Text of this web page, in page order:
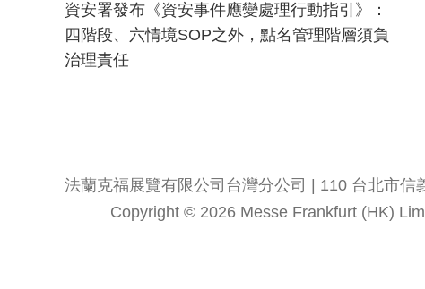
資安署發布《資安事件應變處理行動指引》：
四階段、六情境SOP之外，點名管理階層須負
治理責任
法蘭克福展覽有限公司台灣分公司 | 110 台北市
Copyright © 2026 Messe Frankfurt (HK)